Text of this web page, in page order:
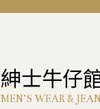
紳士牛仔
MEN’S WEAR &